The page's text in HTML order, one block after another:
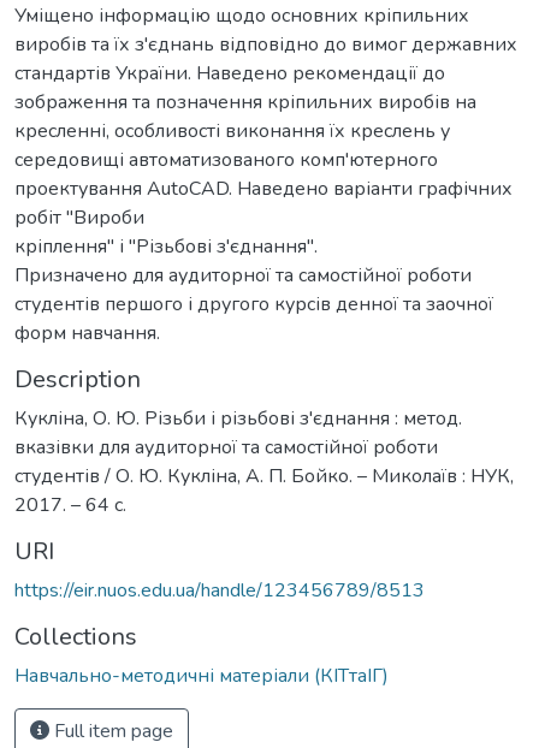
Уміщено інформацію щодо основних кріпильних
виробів та їх з'єднань відповідно до вимог державних
стандартів України. Наведено рекомендації до
зображення та позначення кріпильних виробів на
кресленні, особливості виконання їх креслень у
середовищі автоматизованого комп'ютерного
проектування AutoCAD. Наведено варіанти графічних
робіт "Вироби
кріплення" і "Різьбові з'єднання".
Призначено для аудиторної та самостійної роботи
студентів першого і другого курсів денної та заочної
форм навчання.
Description
Кукліна, О. Ю. Різьби і різьбові з'єднання : метод.
вказівки для аудиторної та самостійної роботи
студентів / О. Ю. Кукліна, А. П. Бойко. – Миколаїв : НУК,
2017. – 64 с.
URI
https://eir.nuos.edu.ua/handle/123456789/8513
Collections
Навчально-методичні матеріали (КІТтаІГ)
Full item page